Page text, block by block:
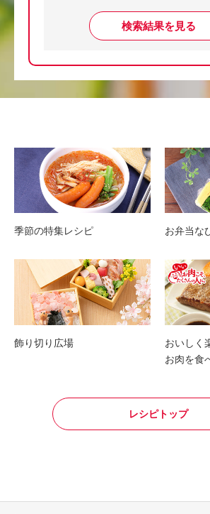
検索結果を見る
季節の特集レシピ お弁当な
飾り切り広場
おいしく
お肉を食
レシピトップ